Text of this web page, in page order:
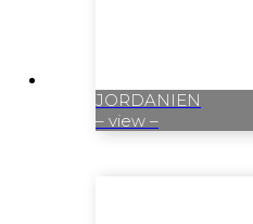
JORDANIEN
– view –